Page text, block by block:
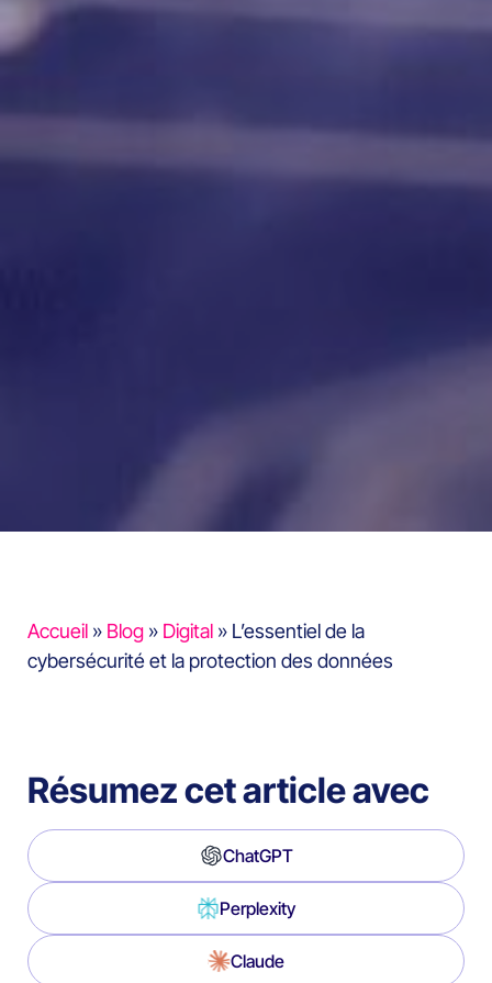
Accueil » Blog » Digital » L’essentiel de la
cybersécurité et la protection des données
Résumez cet article avec
ChatGPT
Perplexity
Claude